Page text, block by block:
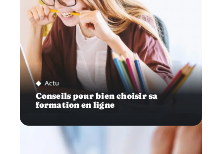
Actu
Conseils pour bien choisir sa
formation en ligne